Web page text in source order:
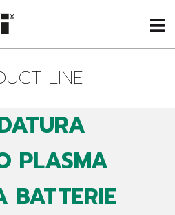
LINE
PLASMA
BATTERIE